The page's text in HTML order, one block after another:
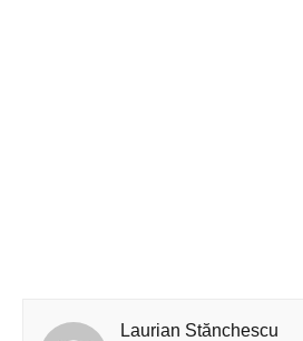
Laurian Stănchescu